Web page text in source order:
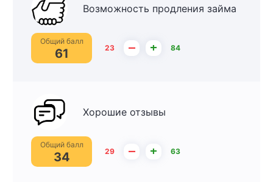
Возможность продления займа
Общий балл
61 23 – + 84
Хорошие отзывы
Общий балл
34 29 – + 63